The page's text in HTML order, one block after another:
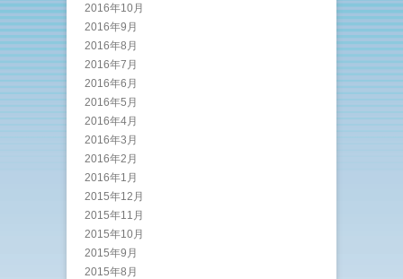
2016年10月
2016年9月
2016年8月
2016年7月
2016年6月
2016年5月
2016年4月
2016年3月
2016年2月
2016年1月
2015年12月
2015年11月
2015年10月
2015年9月
2015年8月